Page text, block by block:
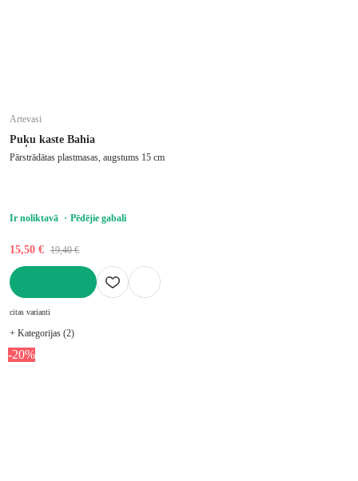
Artevasi
Puķu kaste Bahia
Pārstrādātas plastmasas, augstums 15 cm
Ir noliktavā Pēdējie gabali
15,50 € 19,40 €
citas varianti
+ Kategorijas (2)
-20%